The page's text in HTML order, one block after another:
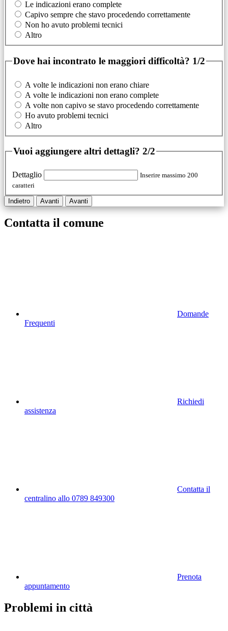
Le indicazioni erano complete
Capivo sempre che stavo procedendo correttamente
Non ho avuto problemi tecnici
Altro
Dove hai incontrato le maggiori difficoltà? 1/2
A volte le indicazioni non erano chiare
A volte le indicazioni non erano complete
A volte non capivo se stavo procedendo correttamente
Ho avuto problemi tecnici
Altro
Vuoi aggiungere altri dettagli? 2/2
Dettaglio
Inserire massimo 200
caratteri
Indietro Avanti Avanti
Contatta il comune
Domande
Frequenti
Richiedi
assistenza
Contatta il
centralino allo 0789 849300
Prenota
appuntamento
Problemi in città